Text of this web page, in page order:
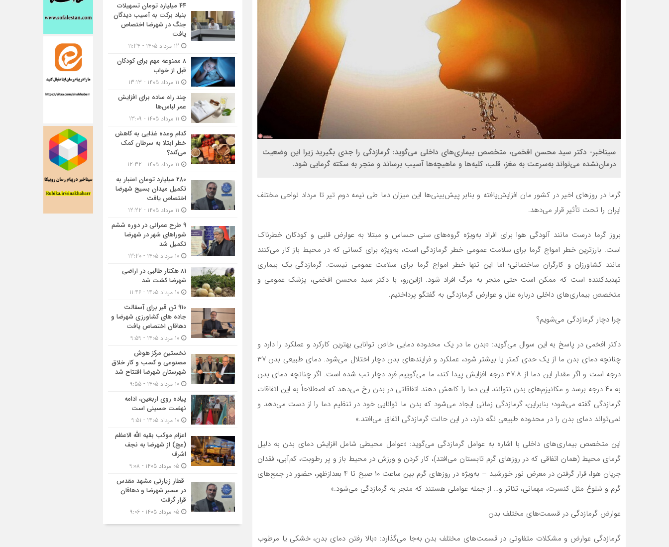
سیناخبر- دکتر سید محسن افخمی، متخصص بیماری‌های داخلی می‌گوید: گرمازدگی را جدی بگیرید زیرا این وضعیت
درمان‌نشده می‌تواند به‌سرعت به مغز، قلب، کلیه‌ها و ماهیچه‌ها آسیب برساند و منجر به سکته گرمایی شود.
گرما در روز‌های اخیر در کشور مان افزایش‌یافته و بنابر پیش‌بینی‌ها این میزان دما طی نیمه دوم تیر تا مرداد نواحی مختلف
ایران را تحت تأثیر قرار می‌دهد.
بروز گرما درست مانند آلودگی هوا برای افراد به‌ویژه گروه‌های سنی حساس و مبتلا به عوارض قلبی و کودکان خطرناک
است. بارزترین خطر امواج گرما برای سلامت عمومی خطر گرمازدگی است، به‌ویژه برای کسانی که در محیط باز کار می‌کنند
مانند کشاورزان و کارگران ساختمانی؛ اما این تنها خطر امواج گرما برای سلامت عمومی نیست. گرمازدگی یک بیماری
تهدیدکننده است که ممکن است حتی منجر به مرگ افراد شود. ازاین‌رو، با دکتر سید محسن افخمی، پزشک عمومی و
متخصص بیماری‌های داخلی درباره علل و عوارض گرمازدگی به گفتگو پرداختیم.
چرا دچار گرمازدگی می‌شویم؟
دکتر افخمی در پاسخ به این سوال می‌گوید: «بدن ما در یک محدوده دمایی خاص توانایی بهترین کارکرد و عملکرد را دارد و
چنانچه دمای بدن ما از یک حدی کمتر یا بیشتر شود، عملکرد و فرایند‌های بدن دچار اختلال می‌شود. دمای طبیعی بدن ۳۷
درجه است و اگر مقدار این دما از ۳۷.۸ درجه افزایش پیدا کند، ما می‌گوییم فرد دچار تب شده است. اگر چنانچه دمای بدن
به ۴۰ درجه برسد و مکانیزم‌های بدن نتوانند این دما را کاهش دهند اتفاقاتی در بدن رخ می‌دهد که اصطلاحاً به این اتفاقات
گرمازدگی گفته می‌شود؛ بنابراین، گرمازدگی زمانی ایجاد می‌شود که بدن ما توانایی خود در تنظیم دما را از دست می‌دهد و
نمی‌تواند دمای بدن را در محدوده طبیعی نگه دارد، در این حالت گرمازدگی اتفاق می‌افتد.»
این متخصص بیماری‌های داخلی با اشاره به عوامل گرمازدگی می‌گوید: «عوامل محیطی شامل افزایش دمای بدن به دلیل
گرمای محیط (همان اتفاقی که در روز‌های گرم تابستان می‌افتد)، کار کردن و ورزش در محیط باز و پر رطوبت، کم‌آبی، فقدان
جریان هوا، قرار گرفتن در معرض نور خورشید – به‌ویژه در روز‌های گرم بین ساعت ۱۰ صبح تا ۴ بعدازظهر، حضور در جمع‌های
گرم و شلوغ مثل کنسرت، مهمانی، تئاتر و… از جمله عواملی هستند که منجر به گرمازدگی می‌شود.»
عوارض گرمازدگی در قسمت‌های مختلف بدن
گرمازدگی عوارض و مشکلات متفاوتی در قسمت‌های مختلف بدن به‌جا می‌گذارد: «بالا رفتن دمای بدن، خشکی یا مرطوب
۴۴ میلیارد تومان تسهیلات
بنیاد برکت به آسیب دیدگان
جنگ در شهرضا اختصاص
یافت
۸ ممنوعه مهم برای کودکان
قبل از خواب
چند راه ساده برای افزایش
عمر لباس‌ها
کدام وعده غذایی به کاهش
خطر ابتلا به سرطان کمک
می‌کند؟
۲۸۰ میلیارد تومان اعتبار به
تکمیل میدان بسیج شهرضا
اختصاص یافت
۹ طرح عمرانی در دوره ششم
شوراهای شهر در شهرضا
تکمیل شد
۸۱ هکتار طالبی در اراضی
شهرضا کشت شد
۹۱۰ تن قیر برای آسفالت
جاده های کشاورزی شهرضا و
دهاقان اختصاص یافت
نخستین مرکز هوش
مصنوعی و کسب‌ و کار خلاق
شهرستان شهرضا افتتاح شد
پیاده روی اربعین، ادامه
نهضت حسینی است
اعزام موکب بقیه الله الاعظم
(عج) از شهرضا به نجف
اشرف
قطار زیارتی مشهد مقدس
در مسیر شهرضا و دهاقان
قرار گرفت